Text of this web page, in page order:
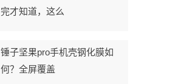
完才知道，这么
锤子坚果pro手机壳钢化膜如
何？全屏覆盖